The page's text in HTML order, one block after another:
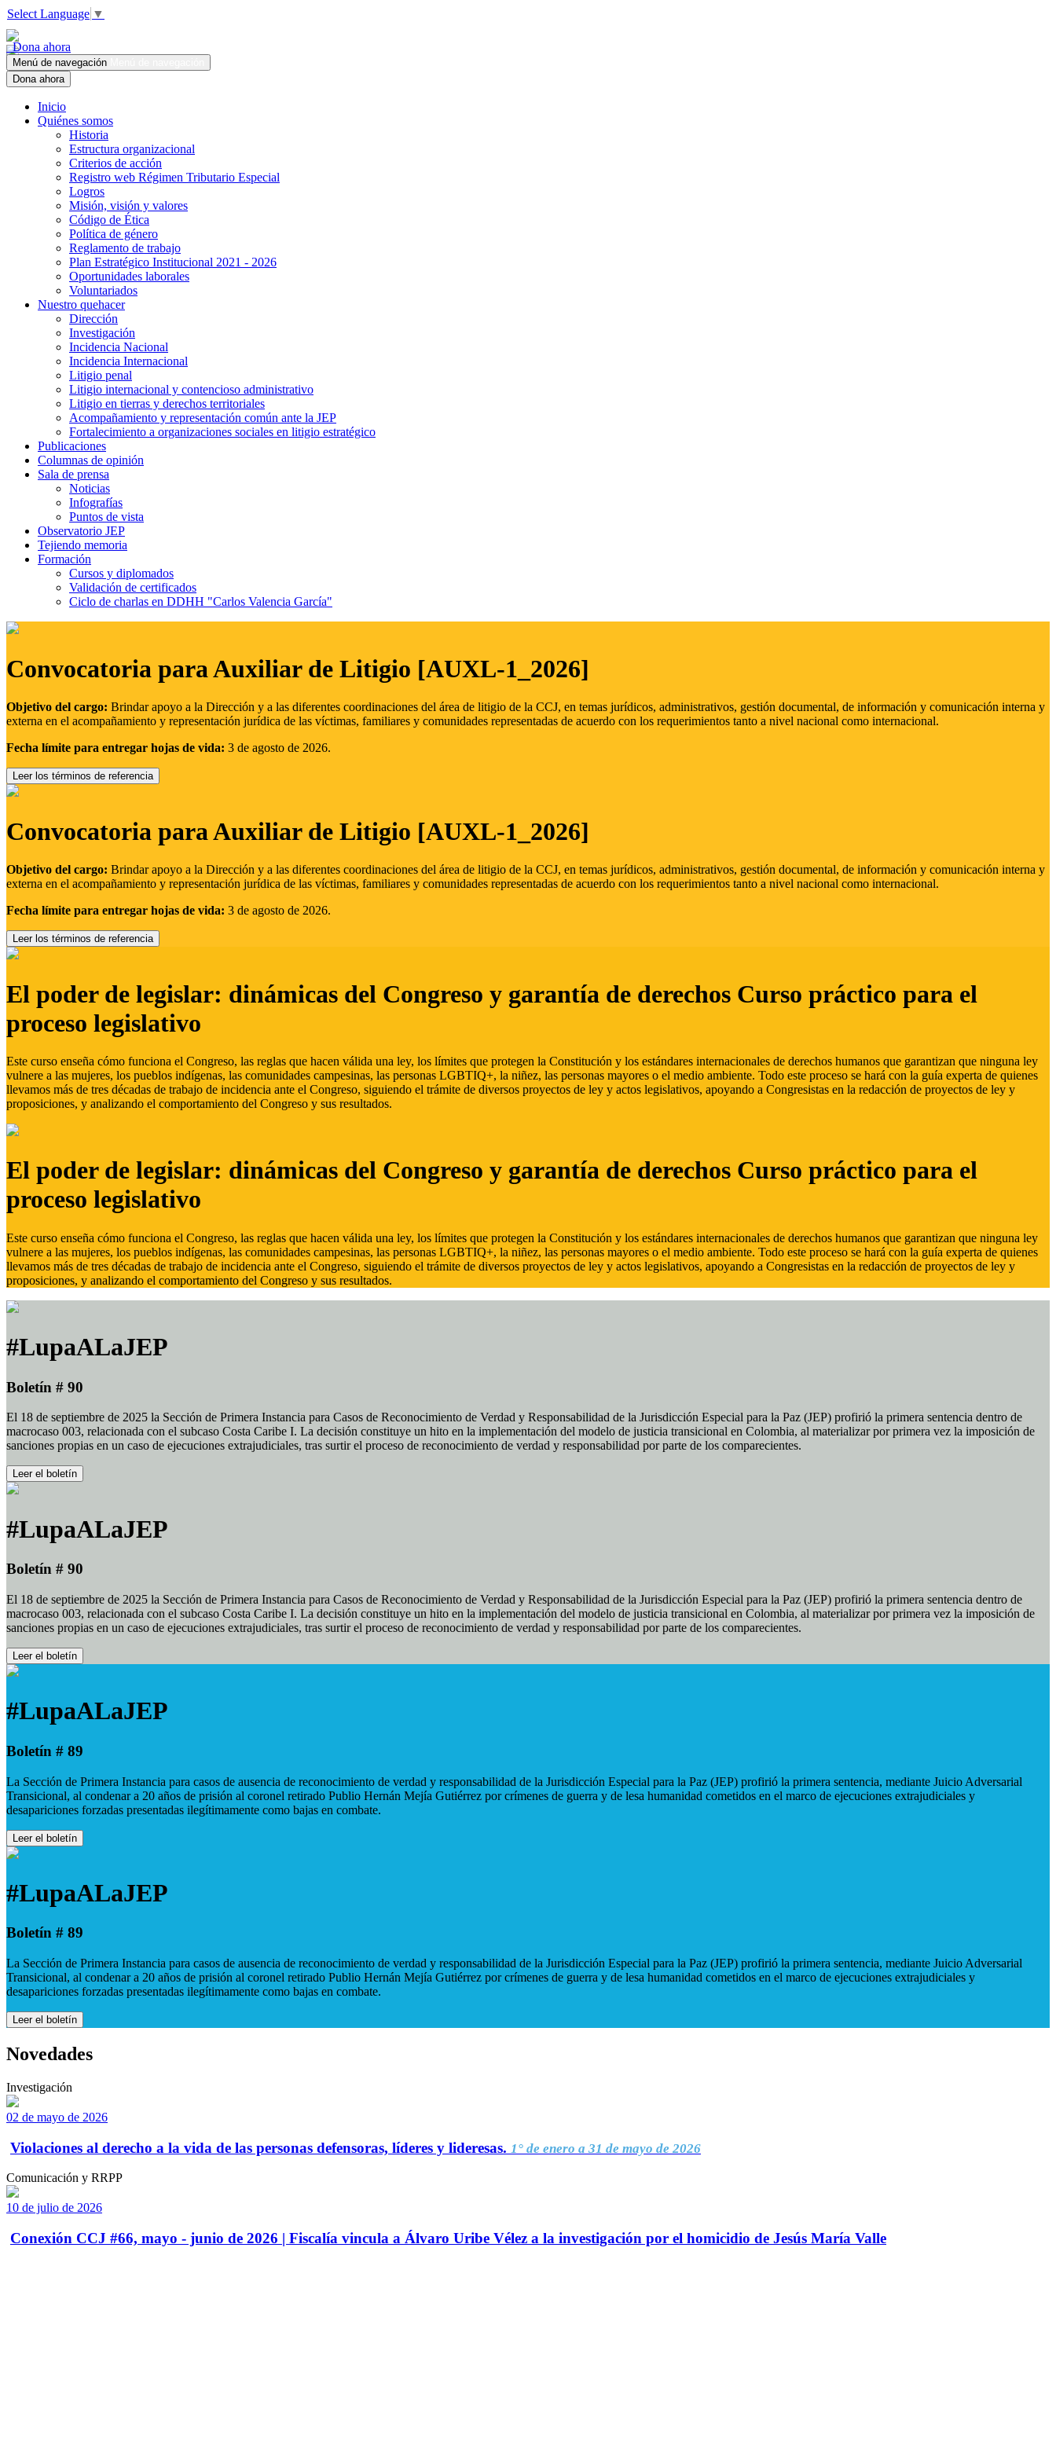
Select Language ▼
Dona ahora
Menú de navegación
Dona ahora
Inicio
Quiénes somos
Historia
Estructura organizacional
Criterios de acción
Registro web Régimen Tributario Especial
Logros
Misión, visión y valores
Código de Ética
Política de género
Reglamento de trabajo
Plan Estratégico Institucional 2021 - 2026
Oportunidades laborales
Voluntariados
Nuestro quehacer
Dirección
Investigación
Incidencia Nacional
Incidencia Internacional
Litigio penal
Litigio internacional y contencioso administrativo
Litigio en tierras y derechos territoriales
Acompañamiento y representación común ante la JEP
Fortalecimiento a organizaciones sociales en litigio estratégico
Publicaciones
Columnas de opinión
Sala de prensa
Noticias
Infografías
Puntos de vista
Observatorio JEP
Tejiendo memoria
Formación
Cursos y diplomados
Validación de certificados
Ciclo de charlas en DDHH "Carlos Valencia García"
Convocatoria para Auxiliar de Litigio [AUXL-1_2026]
Objetivo del cargo: Brindar apoyo a la Dirección y a las diferentes coordinaciones del área de litigio de la CCJ, en temas jurídicos, administrativos, gestión documental, de información y comunicación interna y
externa en el acompañamiento y representación jurídica de las víctimas, familiares y comunidades representadas de acuerdo con los requerimientos tanto a nivel nacional como internacional.
Fecha límite para entregar hojas de vida: 3 de agosto de 2026.
Leer los términos de referencia
Convocatoria para Auxiliar de Litigio [AUXL-1_2026]
Objetivo del cargo: Brindar apoyo a la Dirección y a las diferentes coordinaciones del área de litigio de la CCJ, en temas jurídicos, administrativos, gestión documental, de información y comunicación interna y
externa en el acompañamiento y representación jurídica de las víctimas, familiares y comunidades representadas de acuerdo con los requerimientos tanto a nivel nacional como internacional.
Fecha límite para entregar hojas de vida: 3 de agosto de 2026.
Leer los términos de referencia
El poder de legislar: dinámicas del Congreso y garantía de derechos Curso práctico para el
proceso legislativo
Este curso enseña cómo funciona el Congreso, las reglas que hacen válida una ley, los límites que protegen la Constitución y los estándares internacionales de derechos humanos que garantizan que ninguna ley
vulnere a las mujeres, los pueblos indígenas, las comunidades campesinas, las personas LGBTIQ+, la niñez, las personas mayores o el medio ambiente. Todo este proceso se hará con la guía experta de quienes
llevamos más de tres décadas de trabajo de incidencia ante el Congreso, siguiendo el trámite de diversos proyectos de ley y actos legislativos, apoyando a Congresistas en la redacción de proyectos de ley y
proposiciones, y analizando el comportamiento del Congreso y sus resultados.
El poder de legislar: dinámicas del Congreso y garantía de derechos Curso práctico para el
proceso legislativo
Este curso enseña cómo funciona el Congreso, las reglas que hacen válida una ley, los límites que protegen la Constitución y los estándares internacionales de derechos humanos que garantizan que ninguna ley
vulnere a las mujeres, los pueblos indígenas, las comunidades campesinas, las personas LGBTIQ+, la niñez, las personas mayores o el medio ambiente. Todo este proceso se hará con la guía experta de quienes
llevamos más de tres décadas de trabajo de incidencia ante el Congreso, siguiendo el trámite de diversos proyectos de ley y actos legislativos, apoyando a Congresistas en la redacción de proyectos de ley y
proposiciones, y analizando el comportamiento del Congreso y sus resultados.
#LupaALaJEP
Boletín # 90
El 18 de septiembre de 2025 la Sección de Primera Instancia para Casos de Reconocimiento de Verdad y Responsabilidad de la Jurisdicción Especial para la Paz (JEP) profirió la primera sentencia dentro de
macrocaso 003, relacionada con el subcaso Costa Caribe I. La decisión constituye un hito en la implementación del modelo de justicia transicional en Colombia, al materializar por primera vez la imposición de
sanciones propias en un caso de ejecuciones extrajudiciales, tras surtir el proceso de reconocimiento de verdad y responsabilidad por parte de los comparecientes.
Leer el boletín
#LupaALaJEP
Boletín # 90
El 18 de septiembre de 2025 la Sección de Primera Instancia para Casos de Reconocimiento de Verdad y Responsabilidad de la Jurisdicción Especial para la Paz (JEP) profirió la primera sentencia dentro de
macrocaso 003, relacionada con el subcaso Costa Caribe I. La decisión constituye un hito en la implementación del modelo de justicia transicional en Colombia, al materializar por primera vez la imposición de
sanciones propias en un caso de ejecuciones extrajudiciales, tras surtir el proceso de reconocimiento de verdad y responsabilidad por parte de los comparecientes.
Leer el boletín
#LupaALaJEP
Boletín # 89
La Sección de Primera Instancia para casos de ausencia de reconocimiento de verdad y responsabilidad de la Jurisdicción Especial para la Paz (JEP) profirió la primera sentencia, mediante Juicio Adversarial
Transicional, al condenar a 20 años de prisión al coronel retirado Publio Hernán Mejía Gutiérrez por crímenes de guerra y de lesa humanidad cometidos en el marco de ejecuciones extrajudiciales y
desapariciones forzadas presentadas ilegítimamente como bajas en combate.
Leer el boletín
#LupaALaJEP
Boletín # 89
La Sección de Primera Instancia para casos de ausencia de reconocimiento de verdad y responsabilidad de la Jurisdicción Especial para la Paz (JEP) profirió la primera sentencia, mediante Juicio Adversarial
Transicional, al condenar a 20 años de prisión al coronel retirado Publio Hernán Mejía Gutiérrez por crímenes de guerra y de lesa humanidad cometidos en el marco de ejecuciones extrajudiciales y
desapariciones forzadas presentadas ilegítimamente como bajas en combate.
Leer el boletín
Novedades
Investigación
02 de mayo de 2026
Violaciones al derecho a la vida de las personas defensoras, líderes y lideresas. 1° de enero a 31 de mayo de 2026
Comunicación y RRPP
10 de julio de 2026
Conexión CCJ #66, mayo - junio de 2026 | Fiscalía vincula a Álvaro Uribe Vélez a la investigación por el homicidio de Jesús María Valle